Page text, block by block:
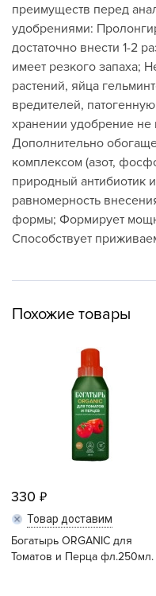
преимуществ перед
удобрениями:
достаточно внести 1-2
имеет резкого запаха;
растений, яйца
вредителей,
хранении удобрение не
Дополнительно
комплексом (азот,
природный антибиотик
равномерность
формы; Формирует
Способствует
Похожие товары
330
Товар доставим
Богатырь ORGANIC для
Томатов и Перца фл.250мл.